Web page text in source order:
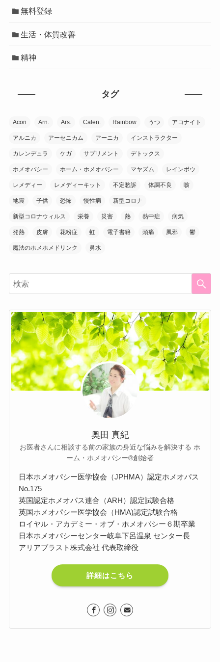
無料登録
生活・体質改善
精神
タグ
Acon Arn. Ars. Calen. Rainbow うつ アコナイト
アルニカ アーセニカム アーニカ インストラクター
カレンデュラ ケガ サプリメント デトックス
ホメオパシー ホーム・ホメオパシー マヤズム レインボウ
レメディー レメディーキット 不定愁訴 体調不良 咳
地震 子供 恐怖 慢性病 新型コロナ
新型コロナウィルス 栄養 災害 熱 熱中症 病気
発熱 皮膚 花粉症 虹 電子書籍 頭痛 風邪 鬱
魔法のホメホメドリンク 鼻水
奥田 真紀
お医者さんに相談する前の家族の身近な悩みを解決する ホ
ーム・ホメオパシー®︎創始者
日本ホメオパシー医学協会（JPHMA）認定ホメオパス
No.175
英国認定ホメオパス連合（ARH）認定試験合格
英国ホメオパシー医学協会（HMA)認定試験合格
ロイヤル・アカデミー・オブ・ホメオパシー６期卒業
日本ホメオパシーセンター岐阜下呂温泉 センター長
アリアブラスト株式会社 代表取締役
詳細はこちら